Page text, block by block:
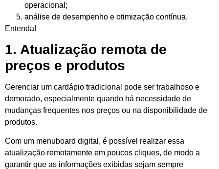
operacional;
análise de desempenho e otimização contínua.
Entenda!
1. Atualização remota de
preços e produtos
Gerenciar um cardápio tradicional pode ser trabalhoso e
demorado, especialmente quando há necessidade de
mudanças frequentes nos preços ou na disponibilidade de
produtos.
Com um menuboard digital, é possível realizar essa
atualização remotamente em poucos cliques, de modo a
garantir que as informações exibidas sejam sempre